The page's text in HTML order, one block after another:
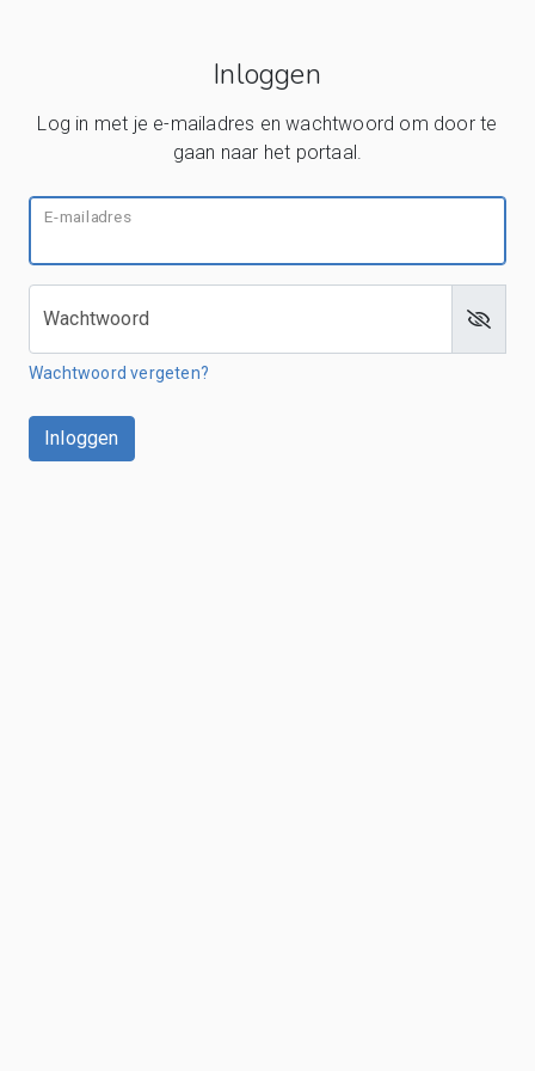
Inloggen
Log in met je e-mailadres en wachtwoord om door te
gaan naar het portaal.
E-mailadres
Wachtwoord
Wachtwoord vergeten?
Inloggen